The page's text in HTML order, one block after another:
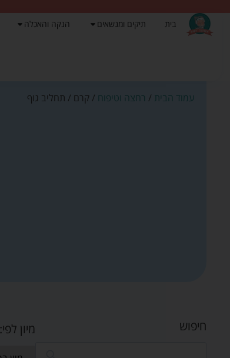
בית תיקים ומנשאים הנקה והאכלה
עמוד הבית / רחצה וטיפוח / קרם / תחליב גוף
חיפוש מיון לפי: